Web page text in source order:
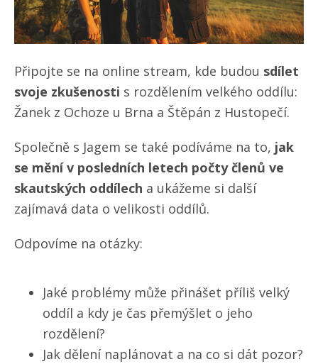
Připojte se na online stream, kde budou sdílet
svoje zkušenosti s rozdělením velkého oddílu:
Žanek z Ochoze u Brna a Štěpán z Hustopečí.
Společně s Jagem se také podíváme na to, jak
se mění v posledních letech počty členů ve
skautských oddílech a ukážeme si další
zajímavá data o velikosti oddílů.
Odpovíme na otázky:
Jaké problémy může přinášet příliš velký
oddíl a kdy je čas přemýšlet o jeho
rozdělení?
Jak dělení naplánovat a na co si dát pozor?